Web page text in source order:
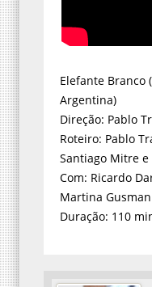
Elefante Branco
Argentina)
Direção: Pablo
Roteiro: Pablo
Santiago Mitre
Com: Ricardo
Martina Gusman
Duração: 110